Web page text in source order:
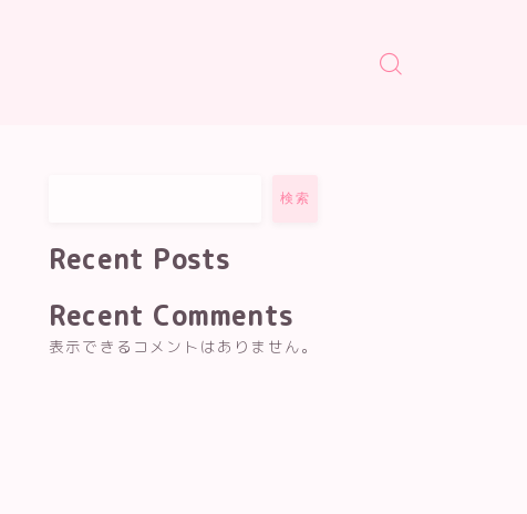
検索
Recent Posts
Recent Comments
表示できるコメントはありません。